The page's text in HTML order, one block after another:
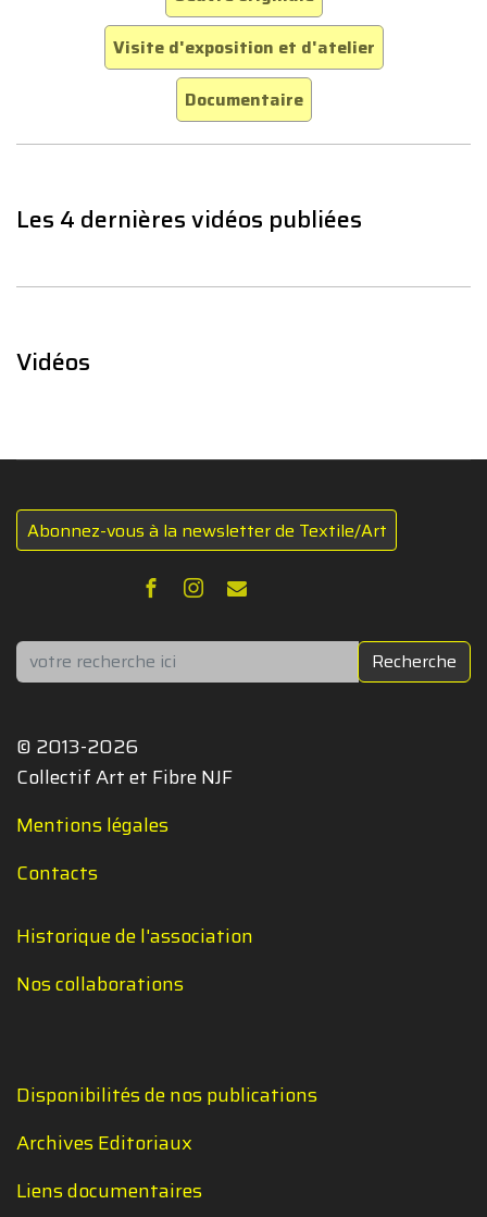
Visite d'exposition et d'atelier
Documentaire
Les 4 dernières vidéos publiées
Vidéos
Abonnez-vous à la newsletter de Textile/Art
Rechercher Recherche
© 2013-2026
Collectif Art et Fibre NJF
Mentions légales
Contacts
Historique de l'association
Nos collaborations
Disponibilités de nos publications
Archives Editoriaux
Liens documentaires